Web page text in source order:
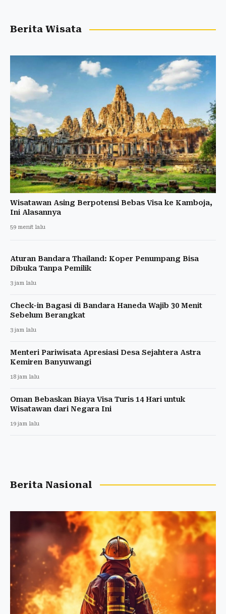
Berita Wisata
Wisatawan Asing Berpotensi Bebas Visa ke Kamboja,
Ini Alasannya
59 menit lalu
Aturan Bandara Thailand: Koper Penumpang Bisa
Dibuka Tanpa Pemilik
3 jam lalu
Check-in Bagasi di Bandara Haneda Wajib 30 Menit
Sebelum Berangkat
3 jam lalu
Menteri Pariwisata Apresiasi Desa Sejahtera Astra
Kemiren Banyuwangi
18 jam lalu
Oman Bebaskan Biaya Visa Turis 14 Hari untuk
Wisatawan dari Negara Ini
19 jam lalu
Berita Nasional